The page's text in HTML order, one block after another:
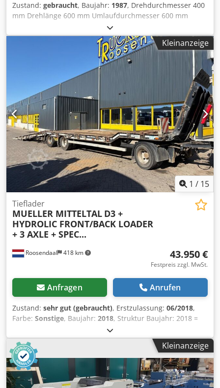
Zustand: gebraucht, Baujahr: 1987, Drehdurchmesser 400
mm Drehlänge 600 mm Umlaufdurchmesser 600 mm
Spindelbohrung 73 mm Die techn. Daten sind Hersteller-
bzw. Betreiberangaben und daher für uns unverbindlich.
Einen Zwischenverkauf behalten wir uns vor; es gelten
ausschließlich unsere Geschäfts- und
Verkaufsbedingungen. Über uns mehr als 400 eigene
Maschinen im Lager über 15.000 m² Lagerfläche,
Krankapazität 70 t mehr als 10.000 Artikel Zubehör für Ihre
Werkstatt Sie wollen Maschinen Produktionslinien oder
Ihren Betrieb verkaufen, Dcedeyutruopfx Anmok dann
sprechen Sie uns an. Weitere Angebote finden Sie auf
unserer Webseite. Besichtigungen sind nach Absprache
möglich. Wir freuen uns auf Ihren Besuch. Ihr Markus
Hirsch Team
Kleinanzeige
1 / 15
Roosendaal 418 km
Tieflader
MUELLER MITTELTAL D3 +
HYDROLIC FRONT/BACK LOADER
+ 3 AXLE + SPEC...
43.950 €
Festpreis zzgl. MwSt.
Anfragen Anrufen
Zustand: sehr gut (gebraucht), Erstzulassung: 06/2018,
Farbe: Sonstige, Baujahr: 2018, Struktur Baujahr: 2018 =
Weitere Informationen = Leergewicht: 6.630 kg Dsdpfx
Aney H Ewbsmjck Zuladung: 23.370 kg zGG: 30.000 kg
Technischer Zustand: sehr gut Optischer Zustand: sehr gut
Kennzeichen: QAKP268 = Firmeninformationen = If you
have any questions or suggestions, Don't hesitate to
contact us. We guarantee an answer within 8 hours. Prices
Kleinanzeige